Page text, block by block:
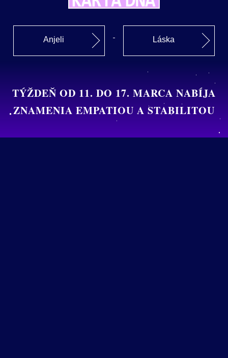
Anjeli Láska
TÝŽDEŇ OD 11. DO 17. MARCA NABÍJA
ZNAMENIA EMPATIOU A STABILITOU